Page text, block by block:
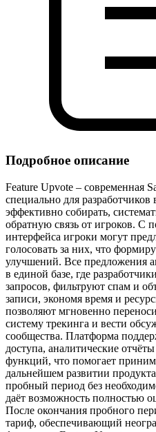
Подробное описание
Feature Upvote – современная
специально для
эффективно собирать,
обратную связь от игроков. С
интерфейса игроки могут
голосовать за них, что
улучшений. Все предложения
в единой базе, где
запросов, фильтруют спам и
записи, экономя время и
позволяют мгновенно
систему трекинга и вести
сообщества. Платформа
доступа, аналитические
функций, что помогает
дальнейшем развитии
пробный период без
даёт возможность полностью
После окончания пробного
тариф, обеспечивающий